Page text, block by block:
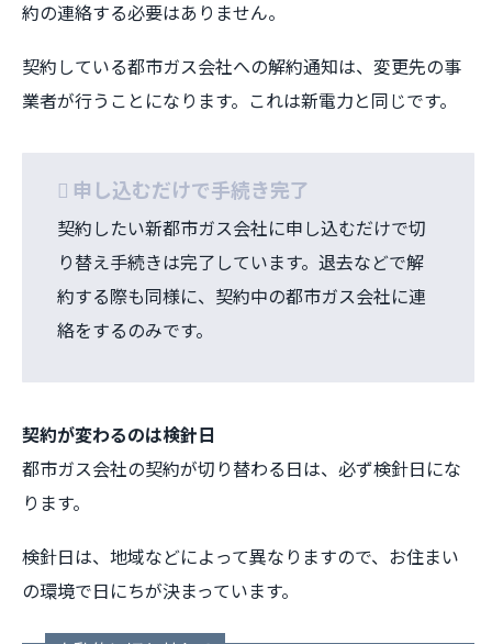
約の連絡する必要はありません。
契約している都市ガス会社への解約通知は、変更先の事
業者が行うことになります。これは新電力と同じです。
申し込むだけで手続き完了
契約したい新都市ガス会社に申し込むだけで切
り替え手続きは完了しています。退去などで解
約する際も同様に、契約中の都市ガス会社に連
絡をするのみです。
契約が変わるのは検針日
都市ガス会社の契約が切り替わる日は、必ず検針日にな
ります。
検針日は、地域などによって異なりますので、お住まい
の環境で日にちが決まっています。